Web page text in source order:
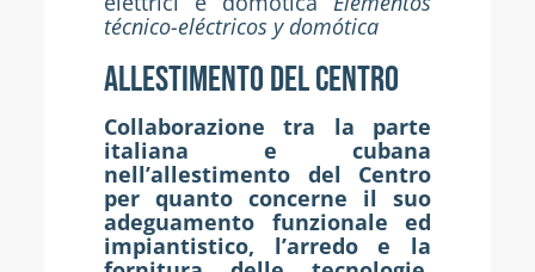
técnico-eléctricos y domótica
ALLESTIMENTO DEL CENTRO
Collaborazione tra la parte
italiana e cubana
nell’allestimento del Centro
per quanto concerne il suo
adeguamento funzionale ed
impiantistico, l’arredo e la